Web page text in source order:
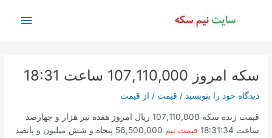
اصلی
سکه امروز 107,110,000 ساعت 18:31
دیدگاه‌ خود را بنویسید / قیمت / از قیمت
قیمت زنده سکه 107,110,000 ریال امروز هفده تیر هزار و چهارصد
ساعت 18:31:34
قیمت نیم
56,500,000 پنجاه و شش میلیون و پانصد